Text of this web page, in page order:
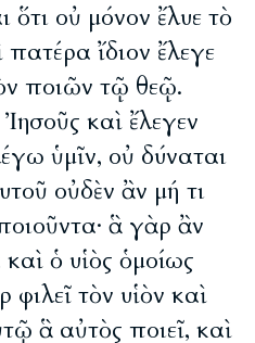
ὅτι οὐ μόνον ἔλυε τὸ
ἴδιον ἔλεγε
ποιῶν τῷ θεῷ.
καὶ ἔλεγεν
ὑμῖν, οὐ δύναται
οὐδὲν ἂν μή τι
ἃ γὰρ ἂν
ὁ υἱὸς ὁμοίως
τὸν υἱὸν καὶ
ἃ αὐτὸς ποιεῖ, καὶ